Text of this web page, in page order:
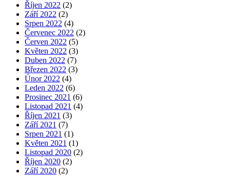
Říjen 2022 (2)
Září 2022 (2)
Srpen 2022 (4)
Červenec 2022 (2)
Červen 2022 (5)
Květen 2022 (3)
Duben 2022 (7)
Březen 2022 (3)
Únor 2022 (4)
Leden 2022 (6)
Prosinec 2021 (6)
Listopad 2021 (4)
Říjen 2021 (3)
Září 2021 (7)
Srpen 2021 (1)
Květen 2021 (1)
Listopad 2020 (2)
Říjen 2020 (2)
Září 2020 (2)